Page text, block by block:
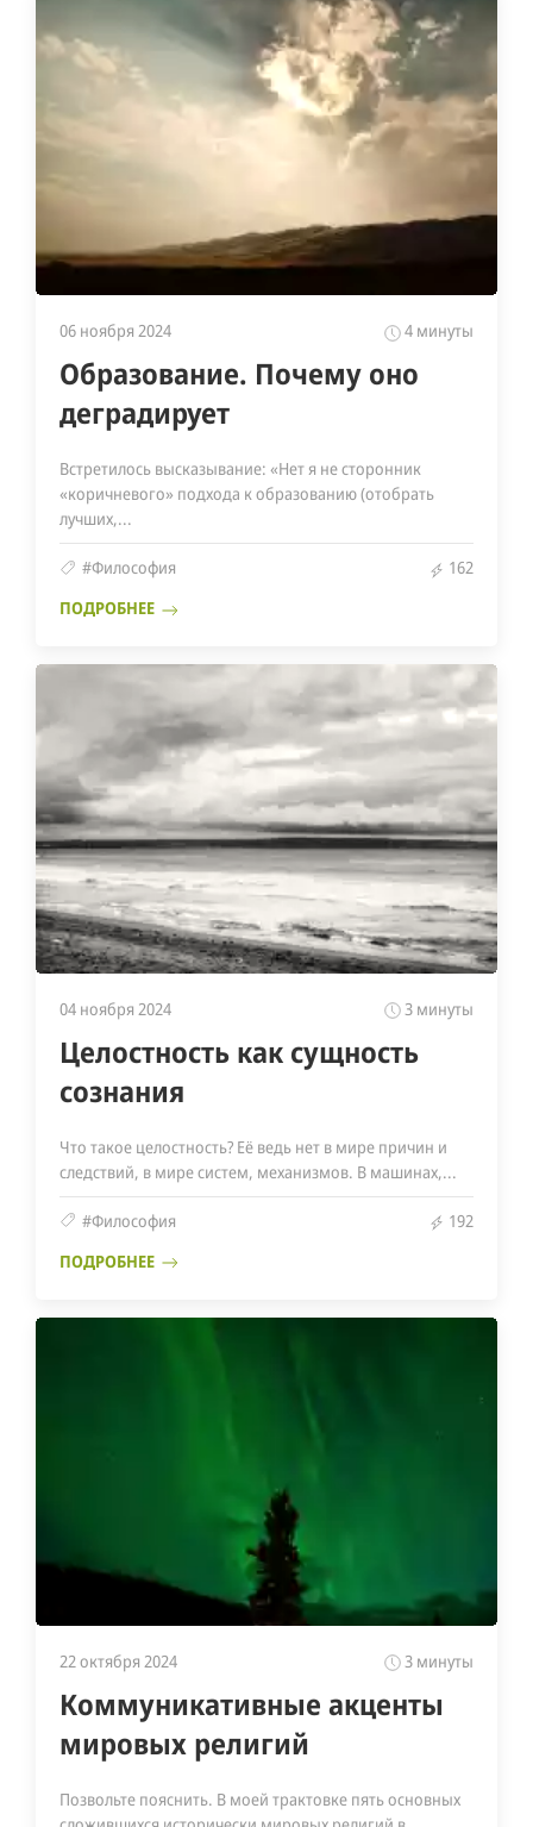
06 ноября 2024 4 минуты
Образование. Почему оно
деградирует
Встретилось высказывание: «Нет я не сторонник
«коричневого» подхода к образованию (отобрать
лучших,...
#Философия
162
ПОДРОБНЕЕ
04 ноября 2024 3 минуты
Целостность как сущность
сознания
Что такое целостность? Её ведь нет в мире причин и
следствий, в мире систем, механизмов. В машинах,...
#Философия
192
ПОДРОБНЕЕ
22 октября 2024 3 минуты
Коммуникативные акценты
мировых религий
Позвольте пояснить. В моей трактовке пять основных